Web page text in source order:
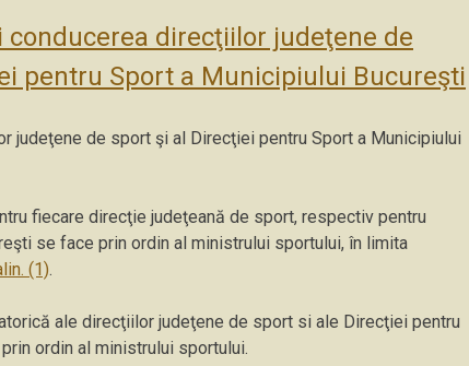
direcţiilor judeţene de
pentru Sport a Municipiului Bucureşti
judeţene de sport şi al Direcţiei pentru Sport a Municipiului
fiecare direcţie judeţeană de sport, respectiv pentru
se face prin ordin al ministrului sportului, în limita
(1).
ale direcţiilor judeţene de sport si ale Direcţiei pentru
ordin al ministrului sportului.